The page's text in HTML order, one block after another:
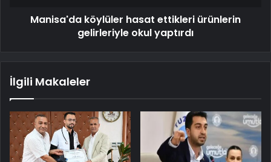
Manisa'da köylüler hasat ettikleri ürünlerin
gelirleriyle okul yaptırdı
İlgili Makaleler